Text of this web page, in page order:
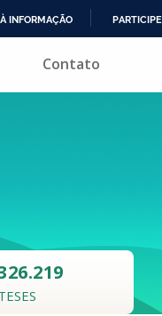
INFORMAÇÃO PARTICIPE
Contato